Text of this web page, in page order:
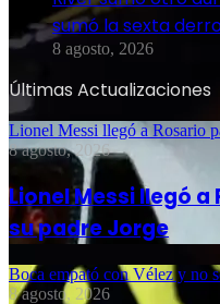
sumó la sexta
8 agosto, 2026
Últimas Actualizaciones
Lionel Messi llegó a Rosario
8 agosto, 2026
Lionel Messi llegó
su padre Jorge
Boca empató con Vélez y no
8 agosto, 2026